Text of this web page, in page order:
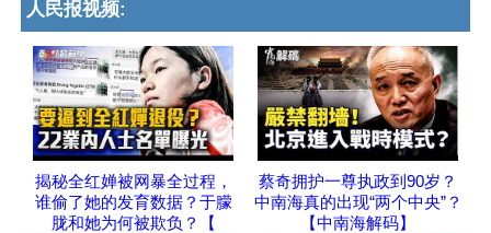
人民报视频:
揭秘全红婵被网暴全过程，
谁偷了她的发育数据？于朦
胧和她为何被欺负？【
蔡奇拥护一尊执政到90岁？
中南海真的出现“两个中央”？
【中南海解码】